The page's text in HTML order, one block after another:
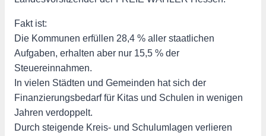
Fakt ist:
Die Kommunen erfüllen 28,4 % aller staatlichen
Aufgaben, erhalten aber nur 15,5 % der
Steuereinnahmen.
In vielen Städten und Gemeinden hat sich der
Finanzierungsbedarf für Kitas und Schulen in wenigen
Jahren verdoppelt.
Durch steigende Kreis- und Schulumlagen verlieren